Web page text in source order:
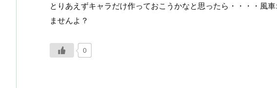
とりあえずキャラだけ作っておこうかなと思ったら・・・・風
ませんよ？
0